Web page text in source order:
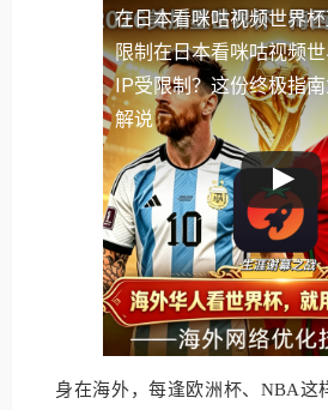
在日本看咪咕视频世界
限制在日本看咪咕视频
IP受限制？这份终极指
解说
身在海外，每逢欧洲杯、NBA这